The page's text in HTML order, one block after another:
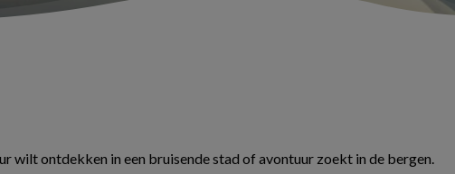
wilt ontdekken in een bruisende stad of avontuur zoekt in de bergen.